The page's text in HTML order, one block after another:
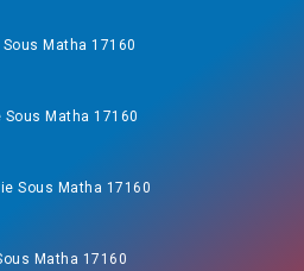
Matha 17160
Matha 17160
Sous Matha 17160
Matha 17160